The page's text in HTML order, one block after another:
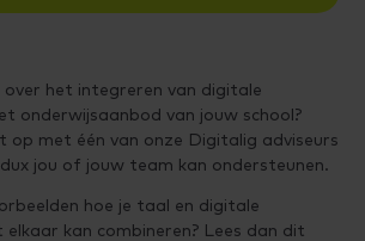
over het integreren van digitale
onderwijsaanbod van jouw school?
op met één van onze Digitalig adviseurs
jou of jouw team kan ondersteunen.
hoe je taal en digitale
kan combineren? Lees dan dit